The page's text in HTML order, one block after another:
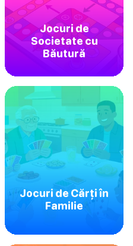
Jocuri de
Societate cu
Băutură
Jocuri de Cărți în
Familie